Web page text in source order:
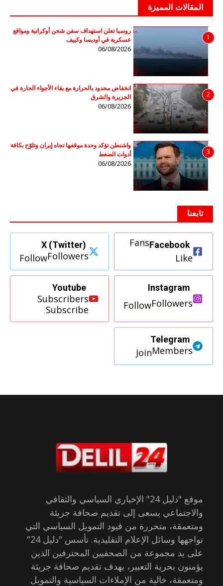
المقالات المميزة
1
روسيا تعلن استهداف سفن شحن أوكرانية ومواقع
عسكرية في أوديسا وكييف
06/08/2026
2
انخفاض محدود بالحرارة مع بقاء الأجواء الحارة في
الجزيرة والشرق
06/08/2026
3
واشنطن تؤكد وحدة موقفها تجاه إيران وتلوّح بكافة
أدوات الضغط
06/08/2026
تابعنا
Facebook
Fans
Like
X (Twitter)
Followers
Follow
Instagram
Followers
Follow
Youtube
Subscribers
Subscribe
Telegram
Members
Join
موقع "دليل 24" الإخباري السياسي والثقافي
والاجتماعي يسعى إلى تقديم صحافة جريئة
ومتعمقة، متحررة من قيود التمويل السياسي التي
تواجهها وسائل الإعلام التقليدية. تأسس "دليل 24"
على يد مجموعة من الصحفيين المحترفين الذين
يؤمنون بحرية التعبير، بهدف تقديم صحافة جريئة
ومتعمقة، خالية من الإملاءات السياسية والتمويل